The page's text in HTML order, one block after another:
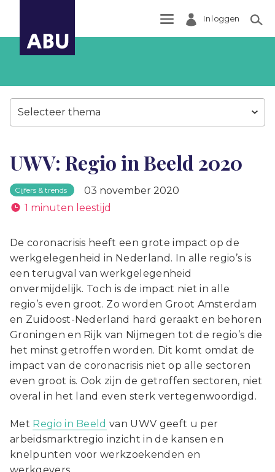
Inloggen
Selecteer thema
UWV: Regio in Beeld 2020
Cijfers & trends
03 november 2020
1 minuten leestijd
De coronacrisis heeft een grote impact op de
werkgelegenheid in Nederland. In alle regio’s is
een terugval van werkgelegenheid
onvermijdelijk. Toch is de impact niet in alle
regio’s even groot. Zo worden Groot Amsterdam
en Zuidoost-Nederland hard geraakt en behoren
Groningen en Rijk van Nijmegen tot de regio’s die
het minst getroffen worden. Dit komt omdat de
impact van de coronacrisis niet op alle sectoren
even groot is. Ook zijn de getroffen sectoren, niet
overal in het land even sterk vertegenwoordigd.
Met Regio in Beeld van UWV geeft u per
arbeidsmarktregio inzicht in de kansen en
knelpunten voor werkzoekenden en